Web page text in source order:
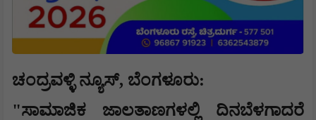
ಚಂದ್ರವಳ್ಳಿ ನ್ಯೂಸ್, ​ಬೆಂಗಳೂರು:
"ಸಾಮಾಜಿಕ ಜಾಲತಾಣಗಳಲ್ಲಿ ದಿನಬೆಳಗಾದರೆ